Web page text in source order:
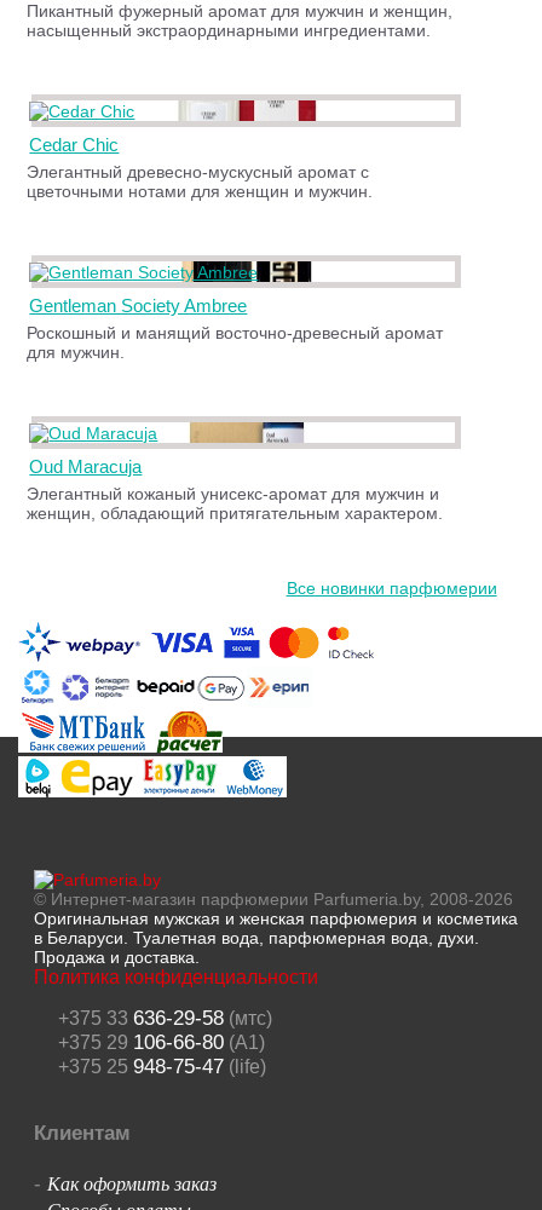
Пикантный фужерный аромат для мужчин и женщин,
насыщенный экстраординарными ингредиентами.
Cedar Chic
Элегантный древесно-мускусный аромат с
цветочными нотами для женщин и мужчин.
Gentleman Society Ambree
Роскошный и манящий восточно-древесный аромат
для мужчин.
Oud Maracuja
Элегантный кожаный унисекс-аромат для мужчин и
женщин, обладающий притягательным характером.
Все новинки парфюмерии
© Интернет-магазин парфюмерии Parfumeria.by, 2008-2026
Оригинальная мужская и женская парфюмерия и косметика
в Беларуси. Туалетная вода, парфюмерная вода, духи.
Продажа и доставка.
Политика конфиденциальности
+375 33 636-29-58(мтс)
+375 29 106-66-80(A1)
+375 25 948-75-47(life)
Клиентам
- Как оформить заказ